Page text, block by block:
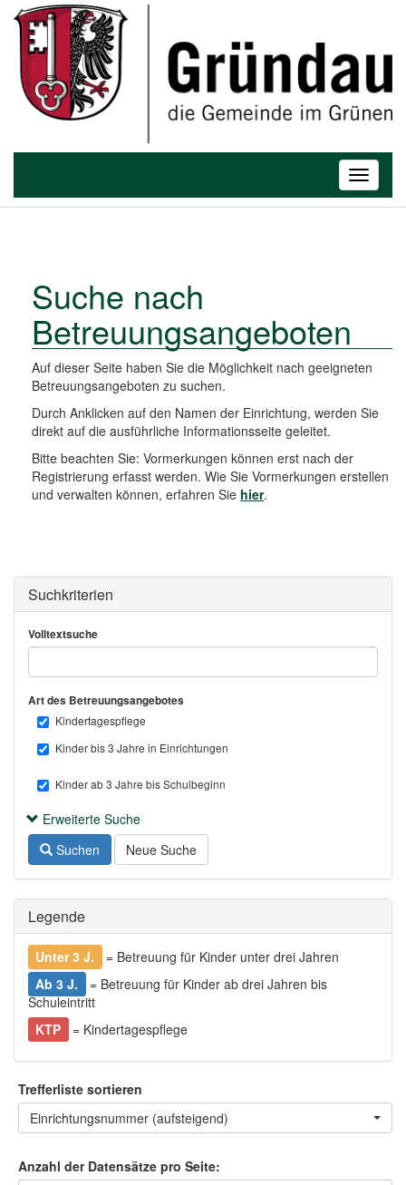
Toggle
Suche nach
Betreuungsangeboten
Auf dieser Seite haben Sie die Möglichkeit nach geeigneten
Betreuungsangeboten zu suchen.
Durch Anklicken auf den Namen der Einrichtung, werden Sie
direkt auf die ausführliche Informationsseite geleitet.
Bitte beachten Sie: Vormerkungen können erst nach der
Registrierung erfasst werden. Wie Sie Vormerkungen erstellen
und verwalten können, erfahren Sie hier.
T
g
g
g
a
t
o
Suchkriterien
Volltextsuche
Art des Betreuungsangebotes
Kindertagespflege
Kinder bis 3 Jahre in Einrichtungen
Kinder ab 3 Jahre bis Schulbeginn
Erweiterte Suche
Suchen
Neue Suche
Legende
Unter 3 J.
= Betreuung für Kinder unter drei Jahren
Ab 3 J.
= Betreuung für Kinder ab drei Jahren bis
Schuleintritt
KTP
= Kindertagespflege
Trefferliste sortieren
Einrichtungsnummer (aufsteigend)
Anzahl der Datensätze pro Seite: